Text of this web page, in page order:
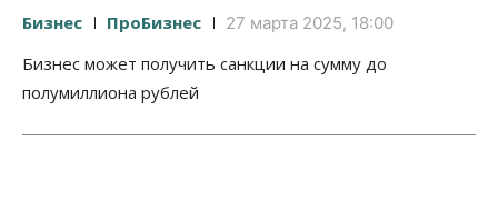
Бизнес ПроБизнес 27 марта 2025, 18:00
Бизнес может получить санкции на сумму до
полумиллиона рублей